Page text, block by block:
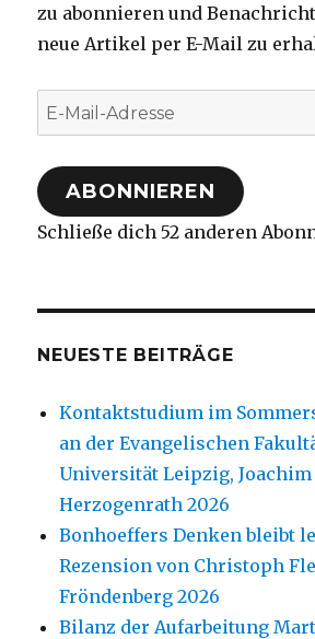
zu abonnieren und
neue Artikel per E-Mail zu
E-
Mail-
Adresse
ABONNIEREN
Schließe dich 52 anderen
NEUESTE BEITRÄGE
Kontaktstudium im
an der Evangelischen
Universität Leipzig, Joachim
Herzogenrath 2026
Bonhoeffers Denken bleibt
Rezension von Christoph
Fröndenberg 2026
Bilanz der Aufarbeitung